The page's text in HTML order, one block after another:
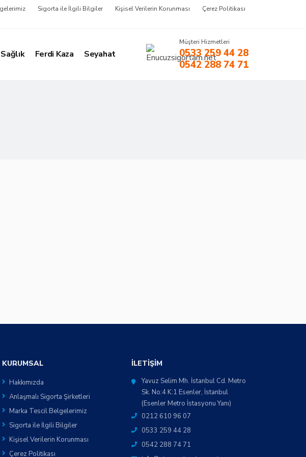
Sigorta ile İlgili Bilgiler Kişisel Verilerin Korunması
Çerez Politikası
Sağlık Ferdi Kaza Seyahat
Müşteri Hizmetleri
0533 259 44 28
0542 288 74 71
KURUMSAL
Hakkımızda
Anlaşmalı Sigorta Şirketleri
Marka Tescil Belgelerimiz
Sigorta ile İlgili Bilgiler
Kişisel Verilerin Korunması
Çerez Politikası
İLETIŞIM
Yavuz Selim Mh. İstanbul Cd. Metro
Sk. No:4 K:1 Esenler, İstanbul
(Esenler Metro İstasyonu Yanı)
0212 610 96 07
0533 259 44 28
0542 288 74 71